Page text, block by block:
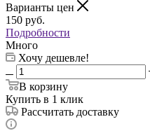
Варианты цен
150 руб.
Подробности
Много
Хочу дешевле!
В корзину
Купить в 1 клик
Рассчитать доставку